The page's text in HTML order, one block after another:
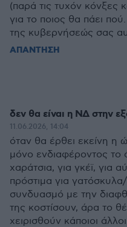
(παρά τις τυχόν κόνξες
για το ποιος θα πάει
της κυβερνήσεώς σας
ΑΠΑΝΤΗΣΗ
δεν θα είναι η ΝΔ στην
11.06.2026, 14:04
όταν θα έρθει εκείνη η
μόνο ενδιαφέροντος το
χαράτσια, για γκέϊ, για
πρόστιμα για
συνδυασμό με την
της κοστίσουν, άρα το
χειρισθούν κάποιοι